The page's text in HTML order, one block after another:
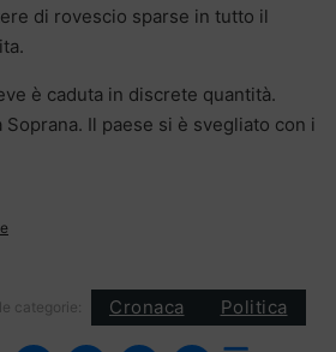
di rovescio sparse in tutto il
è caduta in discrete quantità.
Soprana. Il paese si è svegliato con i
categorie: Cronaca Politica